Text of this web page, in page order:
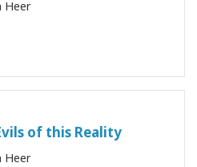
Heer
of this Reality
Heer